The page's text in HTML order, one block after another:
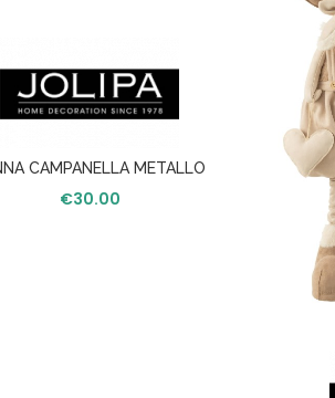
CAMPANELLA METALLO
VERDE/ROSSO L
€30.00